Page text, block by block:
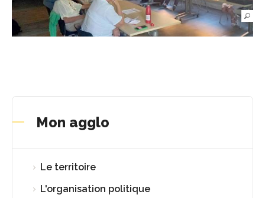
Mon agglo
Le territoire
L'organisation politique